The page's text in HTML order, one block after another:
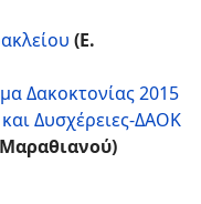
(Ε.
Δακοκτονίας 2015
Δυσχέρειες-ΔΑΟΚ